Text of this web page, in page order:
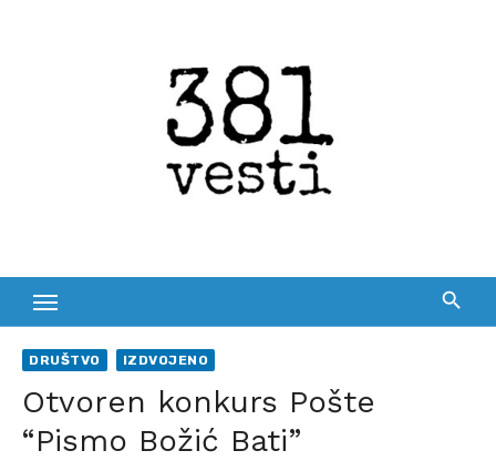
DRUŠTVO IZDVOJENO
Otvoren konkurs Pošte
“Pismo Božić Bati”